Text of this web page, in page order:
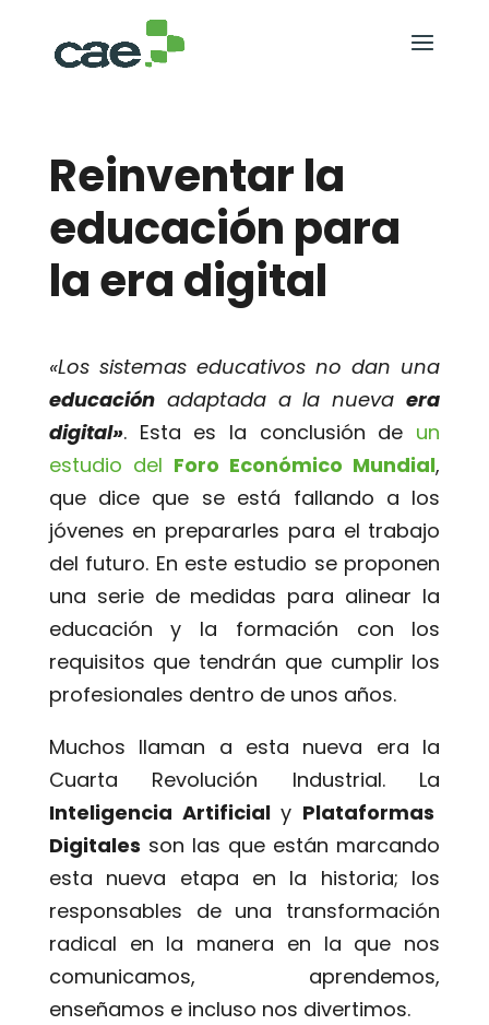
Reinventar la
educación para
la era digital
«Los sistemas educativos no dan una
educaciónadaptada a la nuevaera
digital». Esta es la conclusión de un
estudio del Foro Económico Mundial,
que dice que se está fallando a los
jóvenes en prepararles para el trabajo
del futuro. En este estudio se proponen
una serie de medidas para alinear la
educación y la formación con los
requisitos que tendrán que cumplir los
profesionales dentro de unos años.
Muchos llaman a esta nueva era la
Cuarta Revolución Industrial. La
Inteligencia Artificial y Plataformas
Digitales son las que están marcando
esta nueva etapa en la historia; los
responsables de una transformación
radical en la manera en la que nos
comunicamos, aprendemos,
enseñamos e incluso nos divertimos.